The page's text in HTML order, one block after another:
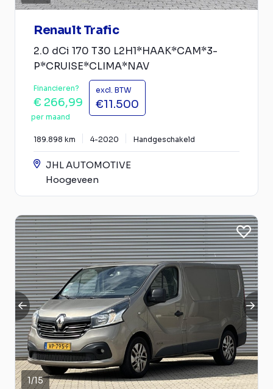
Renault Trafic
2.0 dCi 170 T30 L2H1*HAAK*CAM*3-
P*CRUISE*CLIMA*NAV
Financieren?
€ 266,99
per maand
excl. BTW
€11.500
189.898 km 4-2020 Handgeschakeld
JHL AUTOMOTIVE
Hoogeveen
1/15